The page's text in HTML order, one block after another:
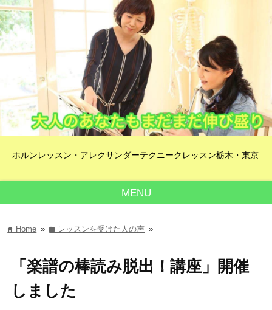
ホルンレッスン・アレクサンダーテクニークレッスン栃木・東京
MENU
home Home » folder レッスンを受けた人の声 »
「楽譜の棒読み脱出！講座」開催
しました